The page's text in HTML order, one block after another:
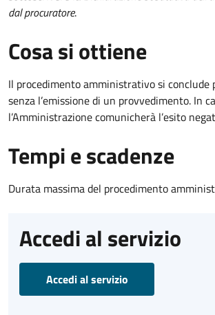
dal procuratore.
Cosa si ottiene
Il procedimento amministrativo si conclude
senza l’emissione di un provvedimento. In
l’Amministrazione comunicherà l’esito
Tempi e scadenze
Durata massima del procedimento
Accedi al servizio
Accedi al servizio